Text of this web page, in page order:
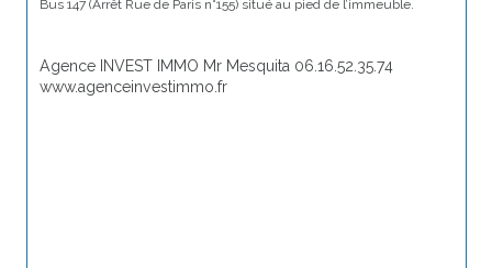
Bus 147 (Arrêt Rue de Paris n°155) situé au pied de l’immeuble.
Agence INVEST IMMO Mr Mesquita 06.16.52.35.74
www.agenceinvestimmo.fr